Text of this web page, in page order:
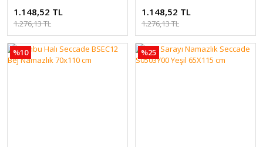
1.148,52 TL
1.276,13 TL
1.148,52 TL
1.276,13 TL
%10 %25